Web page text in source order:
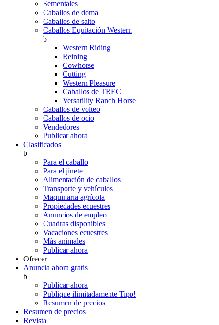
Sementales
Caballos de doma
Caballos de salto
Caballos Equitación Western
b
Western Riding
Reining
Cowhorse
Cutting
Western Pleasure
Caballos de TREC
Versatility Ranch Horse
Caballos de volteo
Caballos de ocio
Vendedores
Publicar ahora
Clasificados
b
Para el caballo
Para el jinete
Alimentación de caballos
Transporte y vehículos
Maquinaria agrícola
Propiedades ecuestres
Anuncios de empleo
Cuadras disponibles
Vacaciones ecuestres
Más animales
Publicar ahora
Ofrecer
Anuncia ahora gratis
b
Publicar ahora
Publique ilimitadamente Tipp!
Resumen de precios
Resumen de precios
Revista